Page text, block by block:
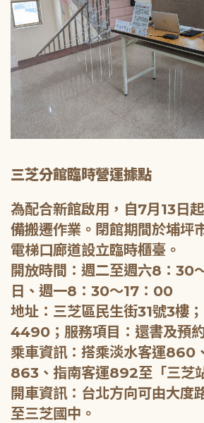
三芝分館臨時營運據點
為配合新館啟用，自7月13日
備搬遷作業。閉館期間於埔坪
電梯口廊道設立臨時櫃臺。
開放時間：週二至週六8：30
日、週一8：30～17：00
地址：三芝區民生街31號3樓
4490；服務項目：還書及預
乘車資訊：搭乘淡水客運860
863、指南客運892至「三芝
開車資訊：台北方向可由大度
至三芝國中。